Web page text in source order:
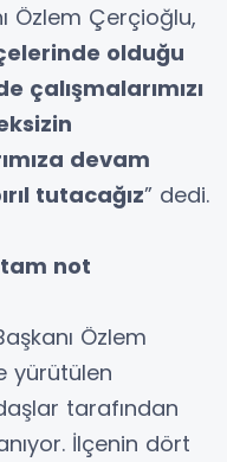
Özlem Çerçioğlu,
olduğu
çalışmalarımızı
devam
tutacağız” dedi.
not
Özlem
yürütülen
tarafından
İlçenin dört